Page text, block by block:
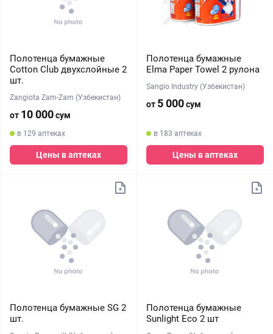
Полотенца бумажные
Cotton Club двухслойные 2
шт.
Zangiota Zam-Zam (Узбекистан)
от 10 000сум
в 129 аптеках
Цены в аптеках
Полотенца бумажные
Elma Paper Towel 2 рулона
Sangio Industry (Узбекистан)
от 5 000сум
в 183 аптеках
Цены в аптеках
Полотенца бумажные SG 2
шт.
Полотенца бумажные
Sunlight Eco 2 шт